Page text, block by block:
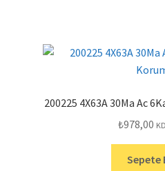
200225 4X63A 30Ma Ac
₺978,00
Sepete